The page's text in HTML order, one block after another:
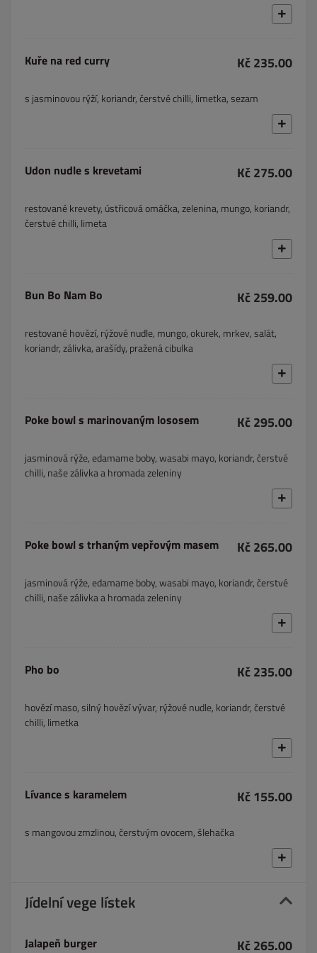
Kuře na red curry Kč 235.00
s jasminovou rýží, koriandr, čerstvé chilli, limetka, sezam
Udon nudle s krevetami Kč 275.00
restované krevety, ústřicová omáčka, zelenina, mungo, koriandr,
čerstvé chilli, limeta
Bun Bo Nam Bo Kč 259.00
restované hovězí, rýžové nudle, mungo, okurek, mrkev, salát,
koriandr, zálivka, arašídy, pražená cibulka
Poke bowl s marinovaným lososem Kč 295.00
jasminová rýže, edamame boby, wasabi mayo, koriandr, čerstvé
chilli, naše zálivka a hromada zeleniny
Poke bowl s trhaným vepřovým masem Kč 265.00
jasminová rýže, edamame boby, wasabi mayo, koriandr, čerstvé
chilli, naše zálivka a hromada zeleniny
Pho bo Kč 235.00
hovězí maso, silný hovězí vývar, rýžové nudle, koriandr, čerstvé
chilli, limetka
Lívance s karamelem Kč 155.00
s mangovou zmzlinou, čerstvým ovocem, šlehačka
Jídelní vege lístek
Jalapeñ burger Kč 265.00